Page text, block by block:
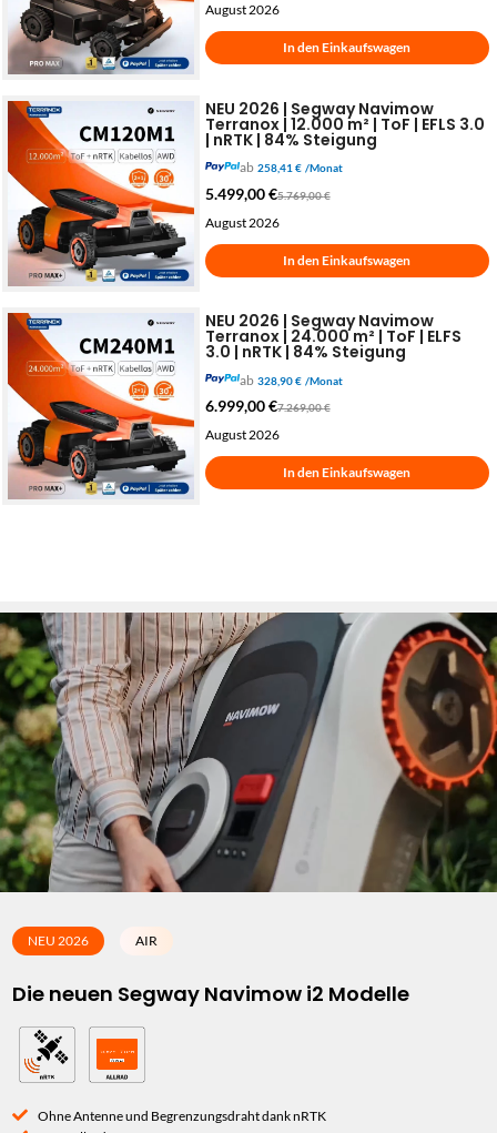
August 2026
In den Einkaufswagen
NEU 2026 | Segway Navimow
Terranox | 12.000 m² | ToF | EFLS 3.0
| nRTK | 84% Steigung
ab 258,41 € /Monat
5.499,00€5.769,00€
August 2026
In den Einkaufswagen
NEU 2026 | Segway Navimow
Terranox | 24.000 m² | ToF | ELFS
3.0 | nRTK | 84% Steigung
ab 328,90 € /Monat
6.999,00€7.269,00€
August 2026
In den Einkaufswagen
NEU 2026 AIR
Die neuen Segway Navimow i2 Modelle
Ohne Antenne und Begrenzungsdraht dank nRTK